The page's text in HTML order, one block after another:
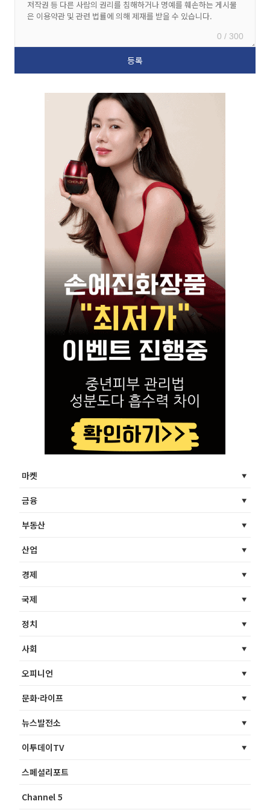
0 / 300
마켓
금융
부동산
산업
경제
국제
정치
사회
오피니언
문화·라이프
뉴스발전소
이투데이TV
스페셜리포트
Channel 5